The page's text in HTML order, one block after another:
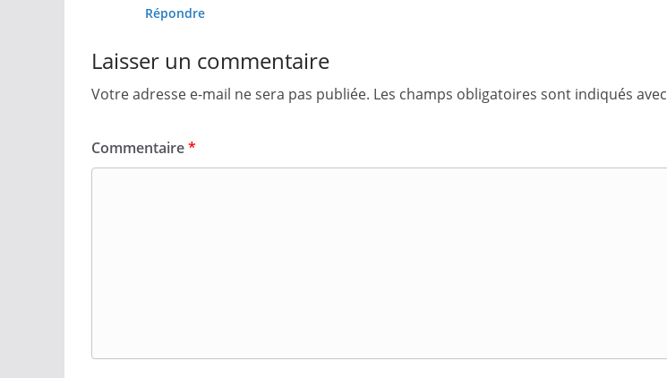
Répondre
Laisser un commentaire
Votre adresse e-mail ne sera pas publiée. Les champs obligatoires sont indiqués avec
Commentaire*